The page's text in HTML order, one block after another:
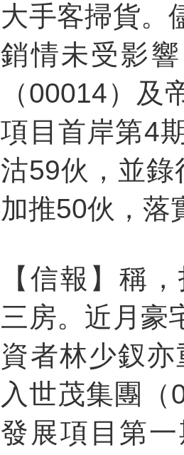
大手客掃貨。
銷情未受影
（00014）
項目首岸第4
沽59伙，並
加推50伙，落
【信報】稱
三房。近月豪
資者林少釵
入世茂集團（
發展項目第